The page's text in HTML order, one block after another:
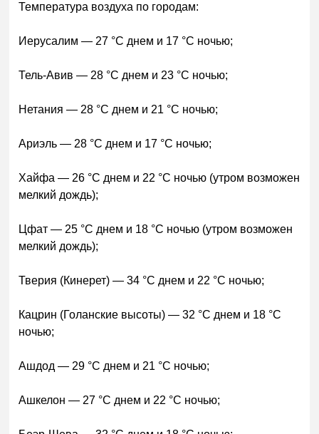
Температура воздуха по городам:
Иерусалим — 27 °C днем и 17 °C ночью;
Тель-Авив — 28 °C днем и 23 °C ночью;
Нетания — 28 °C днем и 21 °C ночью;
Ариэль — 28 °C днем и 17 °C ночью;
Хайфа — 26 °C днем и 22 °C ночью (утром возможен
мелкий дождь);
Цфат — 25 °C днем и 18 °C ночью (утром возможен
мелкий дождь);
Тверия (Кинерет) — 34 °C днем и 22 °C ночью;
Кацрин (Голанские высоты) — 32 °C днем и 18 °C
ночью;
Ашдод — 29 °C днем и 21 °C ночью;
Ашкелон — 27 °C днем и 22 °C ночью;